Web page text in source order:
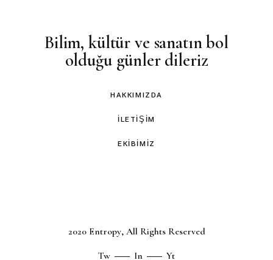
Bilim, kültür ve sanatın bol
olduğu günler dileriz
HAKKIMIZDA
İLETIŞIM
EKIBIMIZ
2020 Entropy, All Rights Reserved
Tw
In Yt